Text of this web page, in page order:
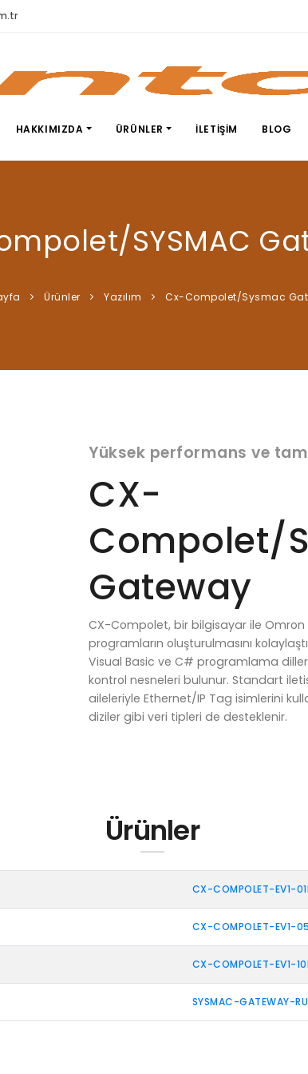
HAKKIMIZDA ÜRÜNLER İLETIŞIM BLOG
SYSMAC
Ürünler Yazılım Cx-Compolet/Sysmac
Yüksek performans ve
CX-
Compolet/
Gateway
CX-Compolet, bir bilgisayar ile
programların oluşturulmasını
Visual Basic ve C# programlama
kontrol nesneleri bulunur. Standart
aileleriyle Ethernet/IP Tag isimlerini
diziler gibi veri tipleri de desteklenir.
Ürünler
CX-COMPOLET-EV1-
CX-COMPOLET-EV1-
CX-COMPOLET-EV1-
SYSMAC-GATEWAY-